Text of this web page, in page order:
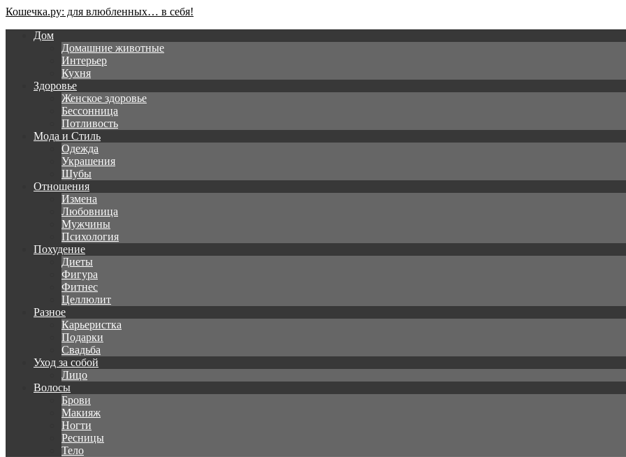
Кошечка.ру: для влюбленных… в себя!
Дом
Домашние животные
Интерьер
Кухня
Здоровье
Женское здоровье
Бессонница
Потливость
Мода и Стиль
Одежда
Украшения
Шубы
Отношения
Измена
Любовница
Мужчины
Психология
Похудение
Диеты
Фигура
Фитнес
Целлюлит
Разное
Карьеристка
Подарки
Свадьба
Уход за собой
Лицо
Волосы
Брови
Макияж
Ногти
Ресницы
Тело